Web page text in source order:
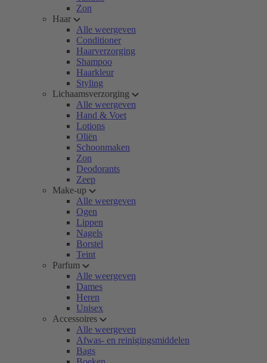
Zon
Haar
Alle weergeven
Conditioner
Haarverzorging
Shampoo
Haarkleur
Styling
Lichaamsverzorging
Alle weergeven
Hand & Voet
Lotions
Oliën
Schoonmaken
Zon
Deodorants
Zeep
Make-up
Alle weergeven
Ogen
Lippen
Nagels
Borstel
Teint
Parfum
Alle weergeven
Dames
Heren
Unisex
Accessoires
Alle weergeven
Afwas- en reinigingsmiddelen
Bags